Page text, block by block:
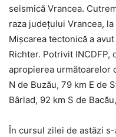
seismică Vrancea.
raza județului Vrancea,
Mișcarea tectonică a
Richter. Potrivit
apropierea următoarelor
N de Buzău, 79 km E de
Bârlad, 92 km S de
În cursul zilei de astăzi